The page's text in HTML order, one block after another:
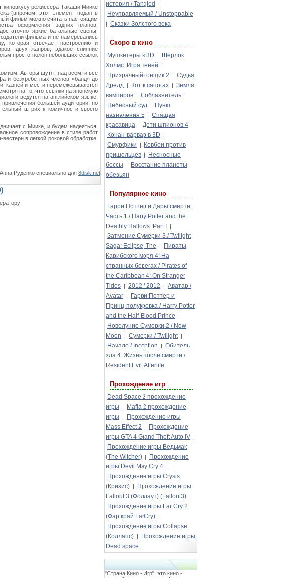
киновкусу режиссера Такаши Миике
(впрочем, этот элемент подан в
фильм можно считать настоящим
оформления задних планов,
яркие батальные сцены,
фильма и не намеревались
которая отвечает настроению и
двух жанров, эдакое слияние
просто полон небольших ссылок
Авторы шутят над всем, и все
и безхребетных членов «банд» до
казней и мести перемежевываются
на то, что ссылки на японскую
ведутся на английском языке,
большей аудитории, но
штрих к комичности своего
с Миике, и будем надеяться,
сопровождение в стиле работ
в легкой роковой обработке.
Анна Руденко специально для 8disk.net
история / Tangled
|
Неуправляемый / Unstoppable
| Сказки Золотого века
Скоро в кино
Мушкетеры в 3D |
Шерлок
Холмс: Игра теней
|
Призрачный гонщик 2 | Судья
Дредд | Кот в сапогах | Земля
вампиров | Соблазнитель |
Небесный суд |
Пункт
назначения 5
| Спящая
красавица | Дети шпионов 4 |
Конан-варвар в 3D |
Смурфики |
Ковбои против
пришельцев |
Несносные
боссы
|
Восстание планеты
обезьян
Популярное кино
Гарри Поттер и Дары смерти:
Часть 1 / Harry Potter and the
Deathly Hallows: Part I
|
Затмение Сумерки 3 / Twilight
Saga: Eclipse, The
|
Пираты
Карибского моря 4: На
странных берегах / Pirates of
the Caribbean 4: On Stranger
Tides | 2012 / 2012 | Аватар /
Avatar |
Гарри Поттер и
Принц-полукровка / Harry Potter
and the Half-Blood Prince
|
Новолуние Сумерки 2 / New
Moon
| Сумерки / Twilight |
Начало / Inception | Обитель
зла 4: Жизнь после смерти /
Resident Evil: Afterlife
Прохождение игр
Dead Space 2 прохождение
игры
|
Mafia 2 прохождение
игры
|
Прохождение игры
Mass Effect 2
|
Прохождение
игры GTA 4 Grand Theft Auto IV |
Прохождение игры Ведьмак
(The Witcher) |
Прохождение
игры Devil May Cry 4 |
Прохождение игры Crysis
(Кризис) |
Прохождение игры
Fallout 3 (Фоллаут) (Fallout3) |
Прохождение игры Far Cry 2
(Фар край FarCry) |
Прохождение игры Collapse
(Коллапс) |
Прохождение игры
Dead space
"Страна Кино - Игр": это кино -